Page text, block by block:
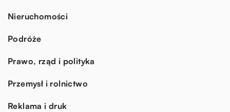
Nieruchomości
Podróże
Prawo, rząd i polityka
Przemysł i rolnictwo
Reklama i druk